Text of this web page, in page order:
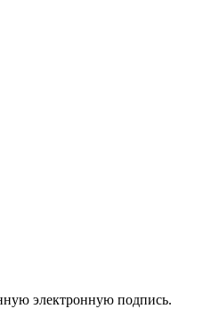
электронную подпись.